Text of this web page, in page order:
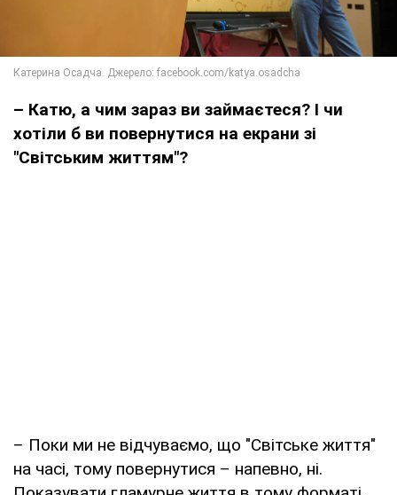
– Катю, а чим зараз ви займаєтеся? І чи
хотіли б ви повернутися на екрани зі
"Світським життям"?
– Поки ми не відчуваємо, що "Світське життя"
на часі, тому повернутися – напевно, ні.